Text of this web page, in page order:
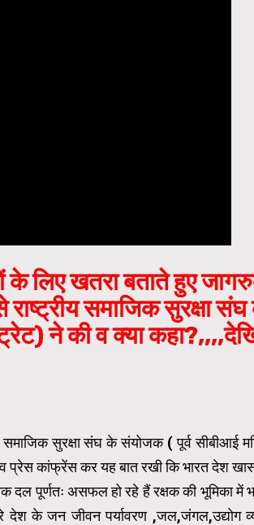
के लिए खतरा बताते हुए
समाजिक सुरक्षा
ने की व क्या
सुरक्षा संघ के संयोजक ( पूर्व सीबीआई
प्रेस कांफ्रेंस कर यह बात रखी कि भारत देश
पूर्णतः असफल हो रहे हैं रक्षक की भूमिका में
जन जीवन पर्यावरण ,जल,जंगल,उद्योग